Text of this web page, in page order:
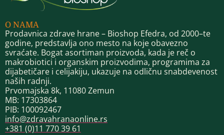
O NAMA
Prodavnica zdrave hrane – Bioshop Efedra, od 2000–te
godine, predstavlja ono mesto na koje obavezno
svraćate. Bogat asortiman proizvoda, kada je reč o
makrobiotici i organskim proizvodima, programima za
dijabetičare i celijakiju, ukazuje na odličnu snabdevenost
naših radnji.
Prvomajska 8k, 11080 Zemun
MB: 17303864
PIB: 100092467
info@zdravahranaonline.rs
+381 (0)11 770 39 61